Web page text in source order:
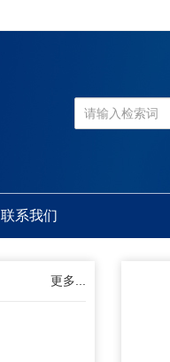
联系我们
更多...